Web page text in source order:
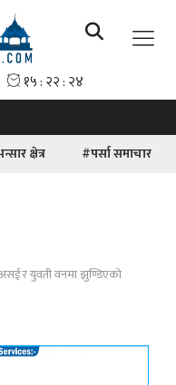
क्षेत्र #पर्सा समाचार
र युवती वनमा झुण्डिएको